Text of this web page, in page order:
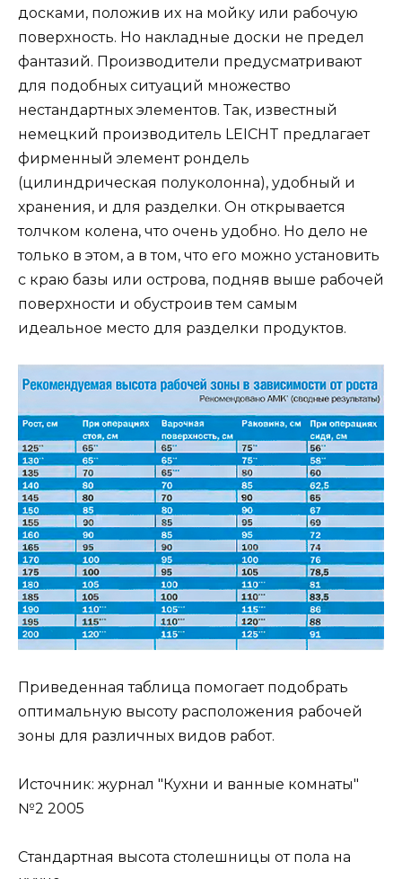
досками, положив их на мойку или рабочую
поверхность. Но накладные доски не предел
фантазий. Производители предусматривают
для подобных ситуаций множество
нестандартных элементов. Так, известный
немецкий производитель LEICHT предлагает
фирменный элемент рондель
(цилиндрическая полуколонна), удобный и
хранения, и для разделки. Он открывается
толчком колена, что очень удобно. Но дело не
только в этом, а в том, что его можно установить
с краю базы или острова, подняв выше рабочей
поверхности и обустроив тем самым
идеальное место для разделки продуктов.
Приведенная таблица помогает подобрать
оптимальную высоту расположения рабочей
зоны для различных видов работ.
Источник: журнал "Кухни и ванные комнаты"
№2 2005
Стандартная высота столешницы от пола на